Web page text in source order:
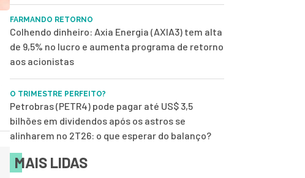
FARMANDO RETORNO
Colhendo dinheiro: Axia Energia (AXIA3) tem alta
de 9,5% no lucro e aumenta programa de retorno
aos acionistas
O TRIMESTRE PERFEITO?
Petrobras (PETR4) pode pagar até US$ 3,5
bilhões em dividendos após os astros se
alinharem no 2T26: o que esperar do balanço?
MAIS LIDAS